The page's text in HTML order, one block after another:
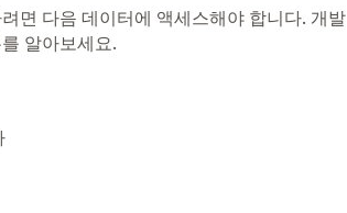
면 다음 데이터에 액세스해야 합니다. 개발
알아보세요.